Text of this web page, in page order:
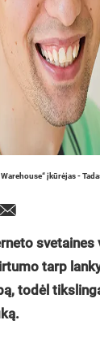
įkūrėjas -
svetaines
tarp
todėl